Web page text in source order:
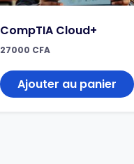
CompTIA Cloud+
27000 CFA
Ajouter au panier